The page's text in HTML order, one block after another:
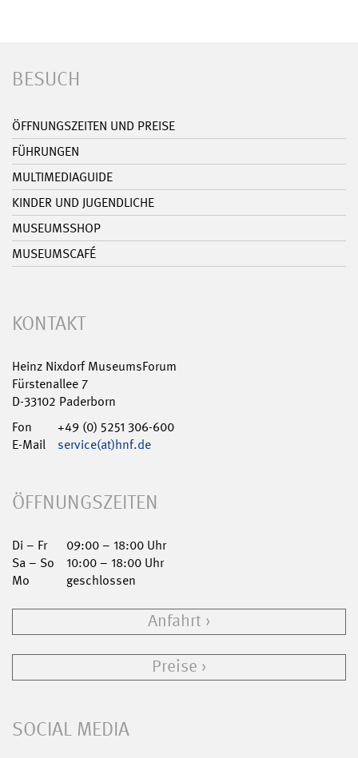
BESUCH
ÖFFNUNGSZEITEN UND PREISE
FÜHRUNGEN
MULTIMEDIAGUIDE
KINDER UND JUGENDLICHE
MUSEUMSSHOP
MUSEUMSCAFÉ
KONTAKT
Heinz Nixdorf MuseumsForum
Fürstenallee 7
D-33102 Paderborn
Fon
+49 (0) 5251 306-600
E-Mail
service(at)hnf.de
ÖFFNUNGSZEITEN
Di – Fr
09:00 – 18:00 Uhr
Sa – So
10:00 – 18:00 Uhr
Mo
geschlossen
Anfahrt
Preise
SOCIAL MEDIA